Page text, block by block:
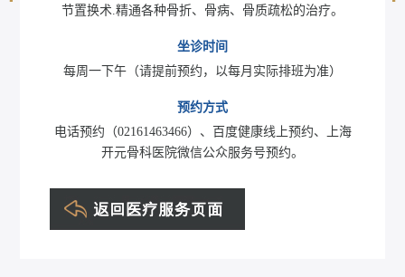
节置换术.精通各种骨折、骨病、骨质疏松的治疗。
坐诊时间
每周一下午（请提前预约，以每月实际排班为准）
预约方式
电话预约（02161463466）、百度健康线上预约、上海
开元骨科医院微信公众服务号预约。